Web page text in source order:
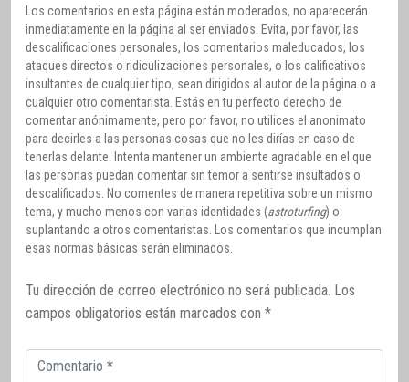
Los comentarios en esta página están moderados, no aparecerán
inmediatamente en la página al ser enviados. Evita, por favor, las
descalificaciones personales, los comentarios maleducados, los
ataques directos o ridiculizaciones personales, o los calificativos
insultantes de cualquier tipo, sean dirigidos al autor de la página o a
cualquier otro comentarista. Estás en tu perfecto derecho de
comentar anónimamente, pero por favor, no utilices el anonimato
para decirles a las personas cosas que no les dirías en caso de
tenerlas delante. Intenta mantener un ambiente agradable en el que
las personas puedan comentar sin temor a sentirse insultados o
descalificados. No comentes de manera repetitiva sobre un mismo
tema, y mucho menos con varias identidades (astroturfing) o
suplantando a otros comentaristas. Los comentarios que incumplan
esas normas básicas serán eliminados.
Tu dirección de correo electrónico no será publicada. Los
campos obligatorios están marcados con *
Comentario